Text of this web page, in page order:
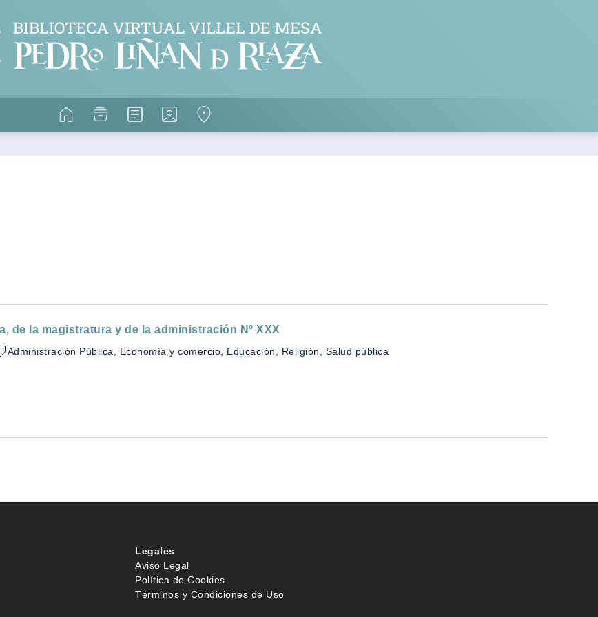
de la magistratura y de la administración Nº XXX
Administración Pública, Economía y comercio, Educación, Religión, Salud pública
Legales
Aviso Legal
Política de Cookies
Términos y Condiciones de Uso